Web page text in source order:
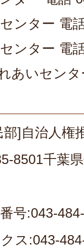
ンター 電
ンター 電
あいセン
部]自治人権
8501千葉
号:043-
ス:043-